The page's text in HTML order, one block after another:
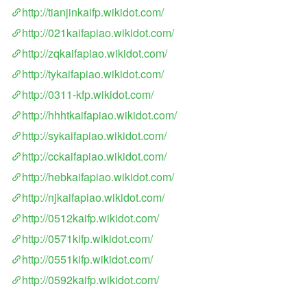
http://tianjinkaifp.wikidot.com/
http://021kaifapiao.wikidot.com/
http://zqkaifapiao.wikidot.com/
http://tykaifapiao.wikidot.com/
http://0311-kfp.wikidot.com/
http://hhhtkaifapiao.wikidot.com/
http://sykaifapiao.wikidot.com/
http://cckaifapiao.wikidot.com/
http://hebkaifapiao.wikidot.com/
http://njkaifapiao.wikidot.com/
http://0512kaifp.wikidot.com/
http://0571kifp.wikidot.com/
http://0551kifp.wikidot.com/
http://0592kaifp.wikidot.com/